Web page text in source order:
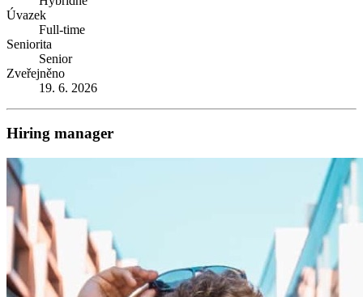
Úvazek
Full-time
Seniorita
Senior
Zveřejněno
19. 6. 2026
Hiring manager